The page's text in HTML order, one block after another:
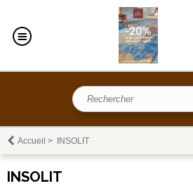
Accueil > INSOLIT
INSOLIT